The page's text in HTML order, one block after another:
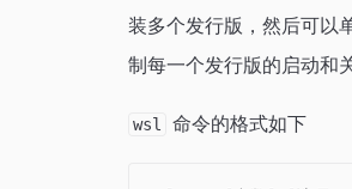
装多个发行版，然后可以
制每一个发行版的启动和
wsl 命令的格式如下